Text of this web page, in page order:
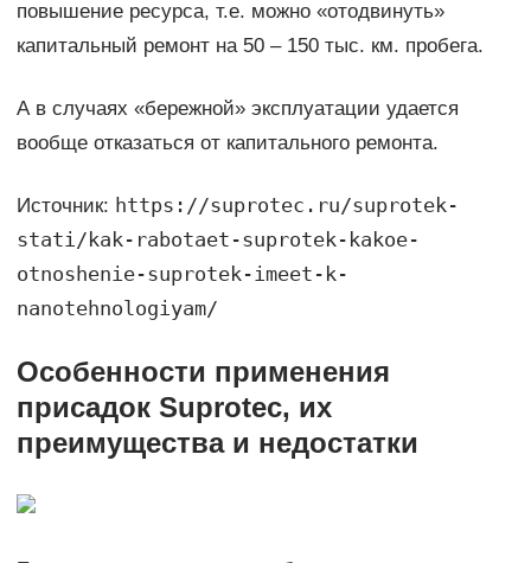
повышение ресурса, т.е. можно «отодвинуть»
капитальный ремонт на 50 – 150 тыс. км. пробега.
А в случаях «бережной» эксплуатации удается
вообще отказаться от капитального ремонта.
Источник: https://suprotec.ru/suprotek-
stati/kak-rabotaet-suprotek-kakoe-
otnoshenie-suprotek-imeet-k-
nanotehnologiyam/
Особенности применения
присадок Suprotec, их
преимущества и недостатки